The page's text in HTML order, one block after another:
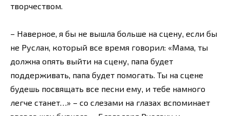
творчеством.
– Наверное, я бы не вышла больше на сцену, если бы
не Руслан, который все время говорил: «Мама, ты
должна опять выйти на сцену, папа будет
поддерживать, папа будет помогать. Ты на сцене
будешь посвящать все песни ему, и тебе намного
легче станет…» – со слезами на глазах вспоминает